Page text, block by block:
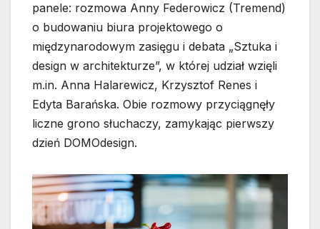
panele: rozmowa Anny Federowicz (Tremend)
o budowaniu biura projektowego o
międzynarodowym zasięgu i debata „Sztuka i
design w architekturze”, w której udział wzięli
m.in. Anna Halarewicz, Krzysztof Renes i
Edyta Barańska. Obie rozmowy przyciągnęły
liczne grono słuchaczy, zamykając pierwszy
dzień DOMOdesign.